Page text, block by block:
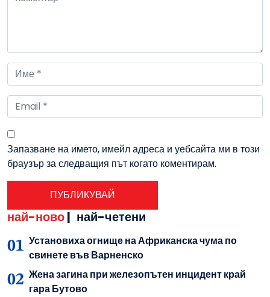
Запазване на името, имейл адреса и уебсайта ми в този
браузър за следващия път когато коментирам.
най-ново| най-четени
Установиха огнище на Африканска чума по
свинете във Варненско
Жена загина при железопътен инцидент край
гара Бутово